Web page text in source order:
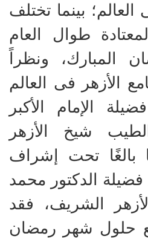
بينما تختلف
طوال العام
المبارك، ونظراً
الأزهر فى العالم
الإمام الأكبر
شيخ الأزهر
بالغًا تحت إشراف
فضيلة الدكتور محمد
الشريف، فقد
حلول شهر رمضان